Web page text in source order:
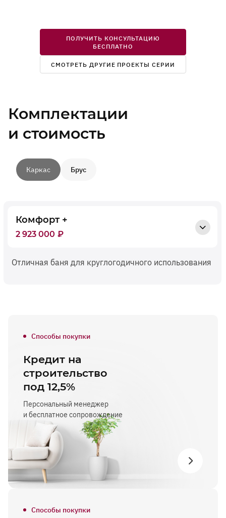
ПОЛУЧИТЬ КОНСУЛЬТАЦИЮ
БЕСПЛАТНО
СМОТРЕТЬ ДРУГИЕ ПРОЕКТЫ СЕРИИ
Комплектации
и стоимость
Каркас Брус
Комфорт +
2 923 000 ₽
Отличная баня для круглогодичного использования
Способы покупки
Кредит на
строительство
под 12,5%
Персональный менеджер
и бесплатное сопровождение
Способы покупки